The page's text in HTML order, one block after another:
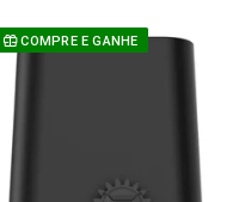
COMPRE E GANHE